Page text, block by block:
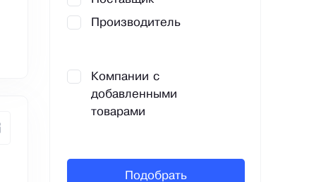
Производитель
Компании с
добавленными
товарами
Подобрать